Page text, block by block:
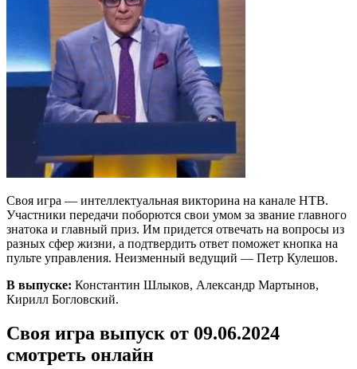
Своя игра — интеллектуальная викторина на канале НТВ.
Участники передачи поборются свои умом за звание главного
знатока и главный приз. Им придется отвечать на вопросы из
разных сфер жизни, а подтвердить ответ поможет кнопка на
пульте управления. Неизменный ведущий — Петр Кулешов.
В выпуске: Константин Шлыков, Александр Мартынов,
Кирилл Богловский.
Своя игра выпуск от 09.06.2024
смотреть онлайн